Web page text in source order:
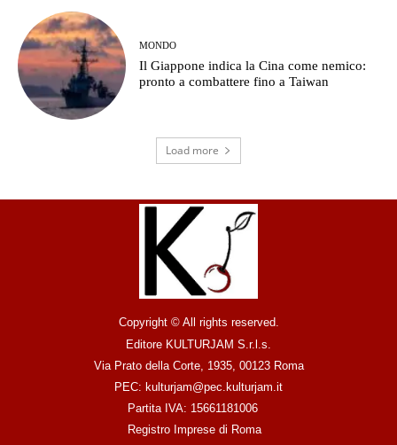
MONDO
Il Giappone indica la Cina come nemico:
pronto a combattere fino a Taiwan
Load more
Copyright © All rights reserved.
Editore KULTURJAM S.r.l.s.
Via Prato della Corte, 1935, 00123 Roma
PEC: kulturjam@pec.kulturjam.it
Partita IVA: 15661181006
Registro Imprese di Roma